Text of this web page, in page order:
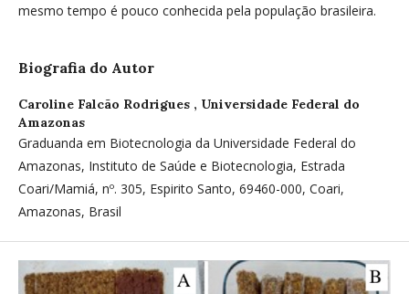
mesmo tempo é pouco conhecida pela população brasileira.
Biografia do Autor
Caroline Falcão Rodrigues , Universidade Federal do
Amazonas
Graduanda em Biotecnologia da Universidade Federal do
Amazonas, Instituto de Saúde e Biotecnologia, Estrada
Coari/Mamiá, nº. 305, Espirito Santo, 69460-000, Coari,
Amazonas, Brasil